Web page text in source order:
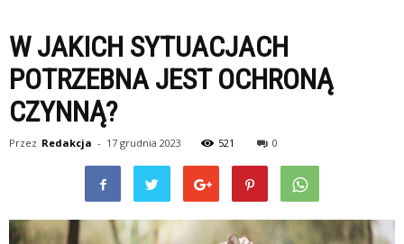
W JAKICH SYTUACJACH
POTRZEBNA JEST OCHRONĄ
CZYNNĄ?
Przez Redakcja - 17 grudnia 2023 521 0